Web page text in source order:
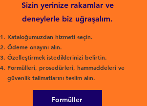
Sizin yerinize rakamlar ve
deneylerle biz uğraşalım.
Kataloğumuzdan hizmeti seçin.
Ödeme onayını alın.
Özelleştirmek istediklerinizi belirtin.
Formülleri, prosedürleri, hammaddeleri ve
güvenlik talimatlarını teslim alın.
Formüller